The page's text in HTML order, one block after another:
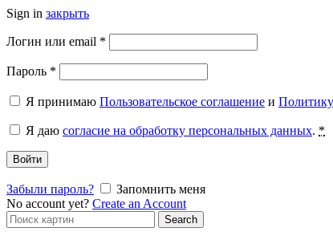
Sign in закрыть
Логин или email *
Пароль *
Я принимаю Пользовательское соглашение и
Я даю согласие на обработку персональных данных. *
Войти
Забыли пароль?
Запомнить меня
No account yet? Create an Account
Search
for:
Search